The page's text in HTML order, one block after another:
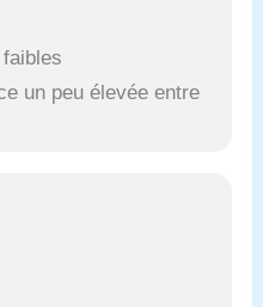
un peu élevée entre